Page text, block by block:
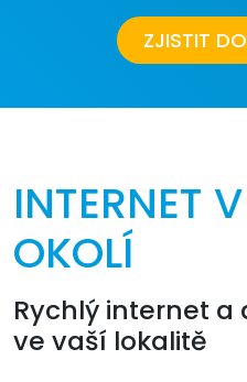
ZJISTIT
INTERNET
OKOLÍ
Rychlý internet a
ve vaší lokalitě